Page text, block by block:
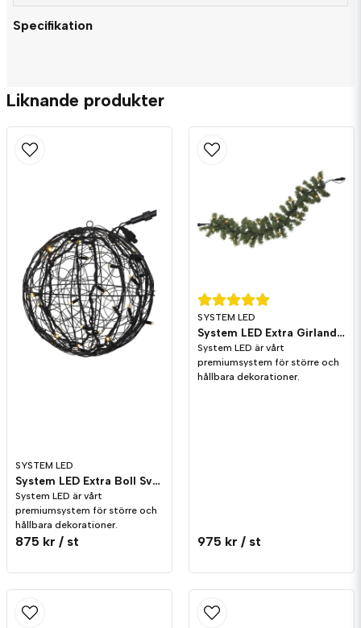
question
Namn
Ja, ni får publicera min fråga
Specifikation
Liknande produkter
SYSTEM LED
System LED Extra Boll Svart
System LED är vårt
premiumsystem för större och
hållbara dekorationer.
875 kr / st
SYSTEM LED
System LED Extra Girland 6m
System LED är vårt
premiumsystem för större och
hållbara dekorationer.
975 kr / st